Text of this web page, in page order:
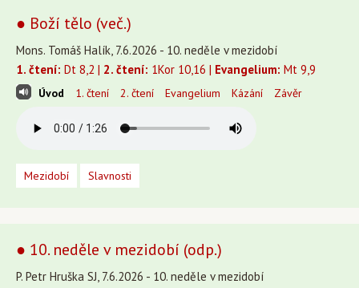
● Boží tělo (več.)
Mons. Tomáš Halík, 7.6.2026 - 10. neděle v mezidobí
1. čtení: Dt 8,2 | 2. čtení: 1Kor 10,16 | Evangelium: Mt 9,9
Úvod 1. čtení 2. čtení Evangelium Kázání Závěr
Mezidobí Slavnosti
● 10. neděle v mezidobí (odp.)
P. Petr Hruška SJ, 7.6.2026 - 10. neděle v mezidobí